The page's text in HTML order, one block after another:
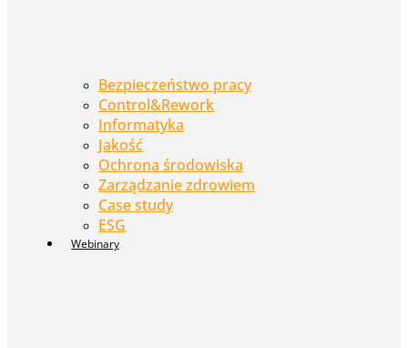
Bezpieczeństwo pracy
Control&Rework
Informatyka
Jakość
Ochrona środowiska
Zarządzanie zdrowiem
Case study
ESG
Webinary